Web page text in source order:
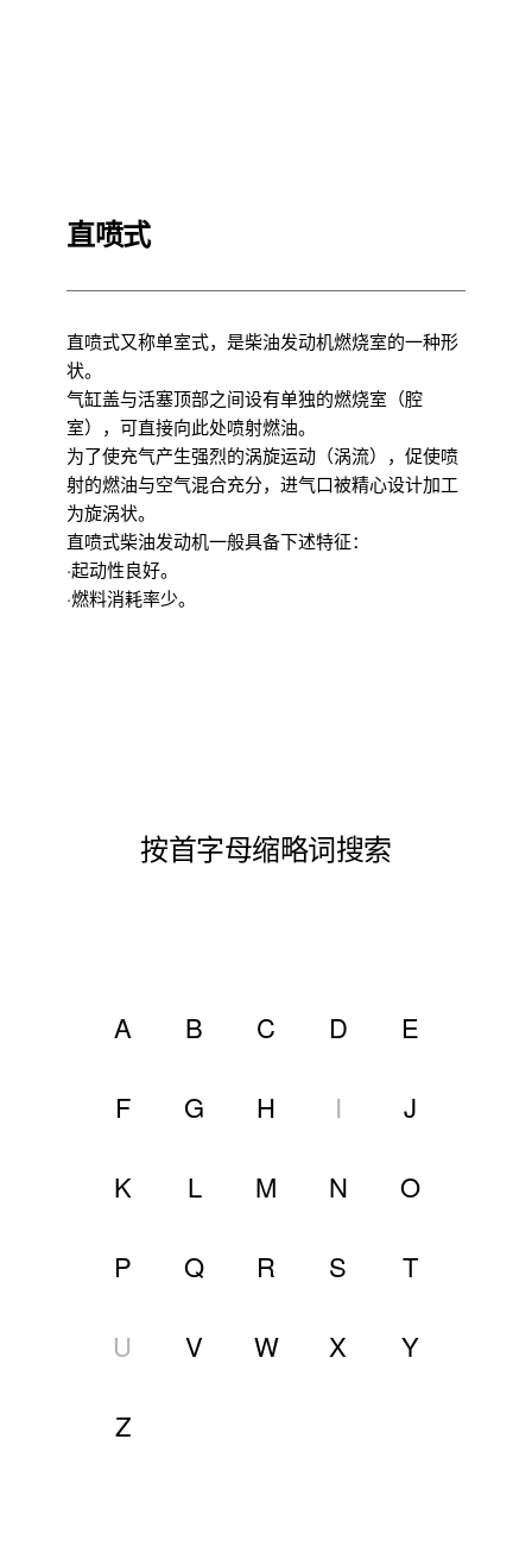
直喷式
直喷式又称单室式，是柴油发动机燃烧室的一种形
状。
气缸盖与活塞顶部之间设有单独的燃烧室（腔
室），可直接向此处喷射燃油。
为了使充气产生强烈的涡旋运动（涡流），促使喷
射的燃油与空气混合充分，进气口被精心设计加工
为旋涡状。
直喷式柴油发动机一般具备下述特征：
·起动性良好。
·燃料消耗率少。
按首字母缩略词搜索
A B C D E
F G H I J
K L M N O
P Q R S T
U V W X Y
Z